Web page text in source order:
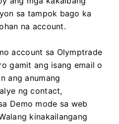
sa tampok bago ka
na account.
account sa Olymptrade
gamit ang isang email o
ang anumang
ng contact,
Demo mode sa web
kinakailangang